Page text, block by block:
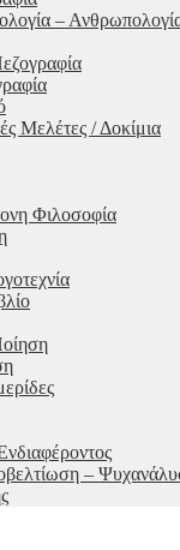
–
Μελέτες / Δοκίμια
Φιλοσοφία
–